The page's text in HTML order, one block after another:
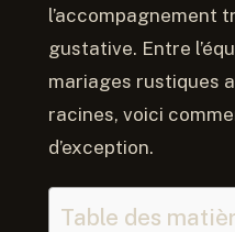
l’accompagnement
gustative. Entre
mariages rustiques
racines, voici
d’exception.
Table des